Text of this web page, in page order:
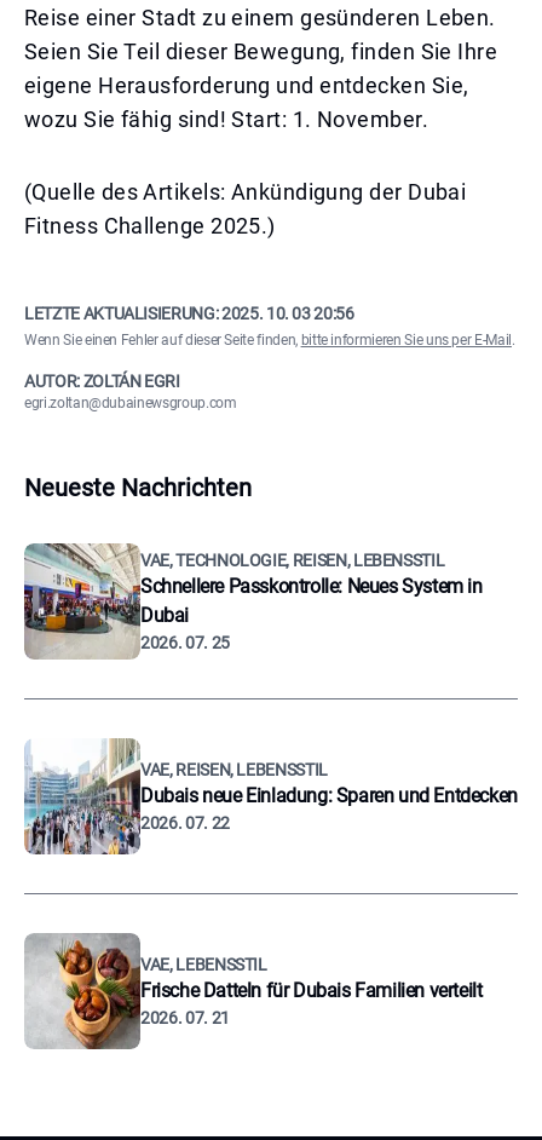
Reise einer Stadt zu einem gesünderen Leben.
Seien Sie Teil dieser Bewegung, finden Sie Ihre
eigene Herausforderung und entdecken Sie,
wozu Sie fähig sind! Start: 1. November.
(Quelle des Artikels: Ankündigung der Dubai
Fitness Challenge 2025.)
LETZTE AKTUALISIERUNG:2025. 10. 03 20:56
Wenn Sie einen Fehler auf dieser Seite finden, bitte informieren Sie uns per E-Mail .
AUTOR: ZOLTÁN EGRI
egri.zoltan@dubainewsgroup.com
Neueste Nachrichten
VAE, TECHNOLOGIE, REISEN, LEBENSSTIL
Schnellere Passkontrolle: Neues System in
Dubai
2026. 07. 25
VAE, REISEN, LEBENSSTIL
Dubais neue Einladung: Sparen und Entdecken
2026. 07. 22
VAE, LEBENSSTIL
Frische Datteln für Dubais Familien verteilt
2026. 07. 21